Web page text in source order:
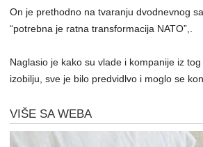
On je prethodno na tvaranju dvodnevnog
“potrebna je ratna transformacija NATO”,.
Naglasio je kako su vlade i kompanije iz
izobilju, sve je bilo predvidlvo i moglo se